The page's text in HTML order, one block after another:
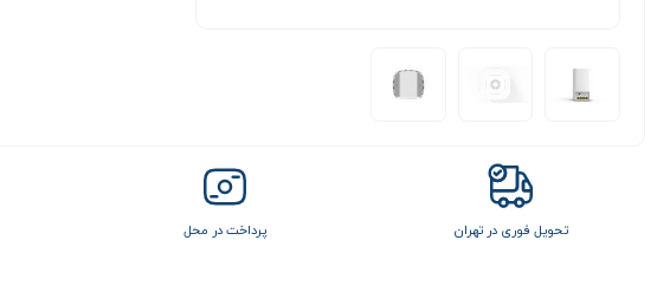
تحویل فوری در تهران پرداخت در محل